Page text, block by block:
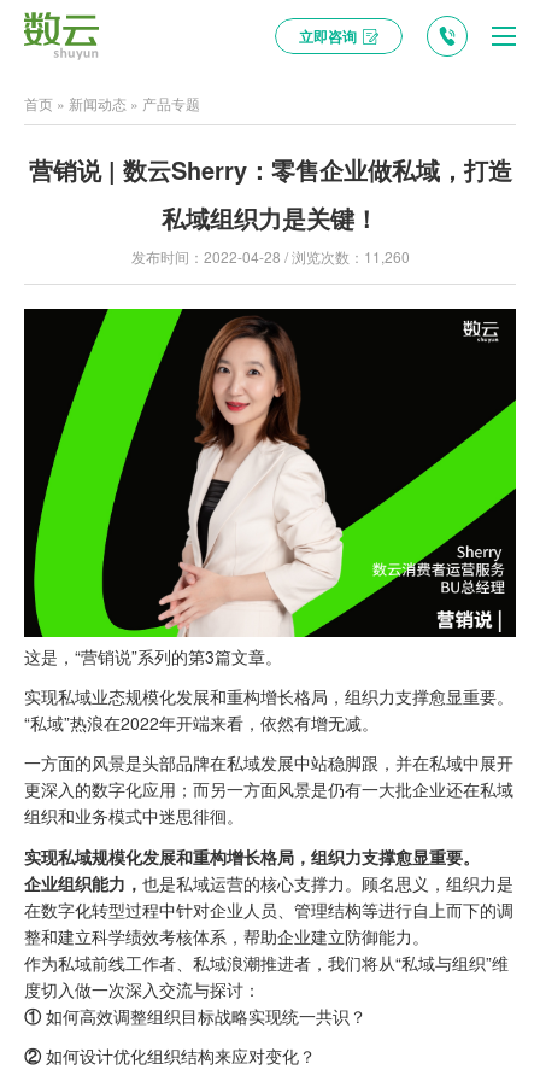
立即咨询
首页 » 新闻动态 » 产品专题
营销说 | 数云Sherry：零售企业做私域，打造
私域组织力是关键！
发布时间：2022-04-28 / 浏览次数：11,260
这是，“营销说”系列的第3篇文章。
实现私域业态规模化发展和重构增长格局，组织力支撑愈显重要。
“私域”热浪在2022年开端来看，依然有增无减。
一方面的风景是头部品牌在私域发展中站稳脚跟，并在私域中展开
更深入的数字化应用；而另一方面风景是仍有一大批企业还在私域
组织和业务模式中迷思徘徊。
实现私域规模化发展和重构增长格局，组织力支撑愈显重要。
企业组织能力， 也是私域运营的核心支撑力。顾名思义，组织力是
在数字化转型过程中针对企业人员、管理结构等进行自上而下的调
整和建立科学绩效考核体系，帮助企业建立防御能力。
作为私域前线工作者、私域浪潮推进者，我们将从“私域与组织”维
度切入做一次深入交流与探讨：
①如何高效调整组织目标战略实现统一共识？
②如何设计优化组织结构来应对变化？